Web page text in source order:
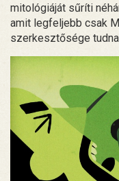
mitológiáját sűríti
amit legfeljebb csak
szerkesztősége